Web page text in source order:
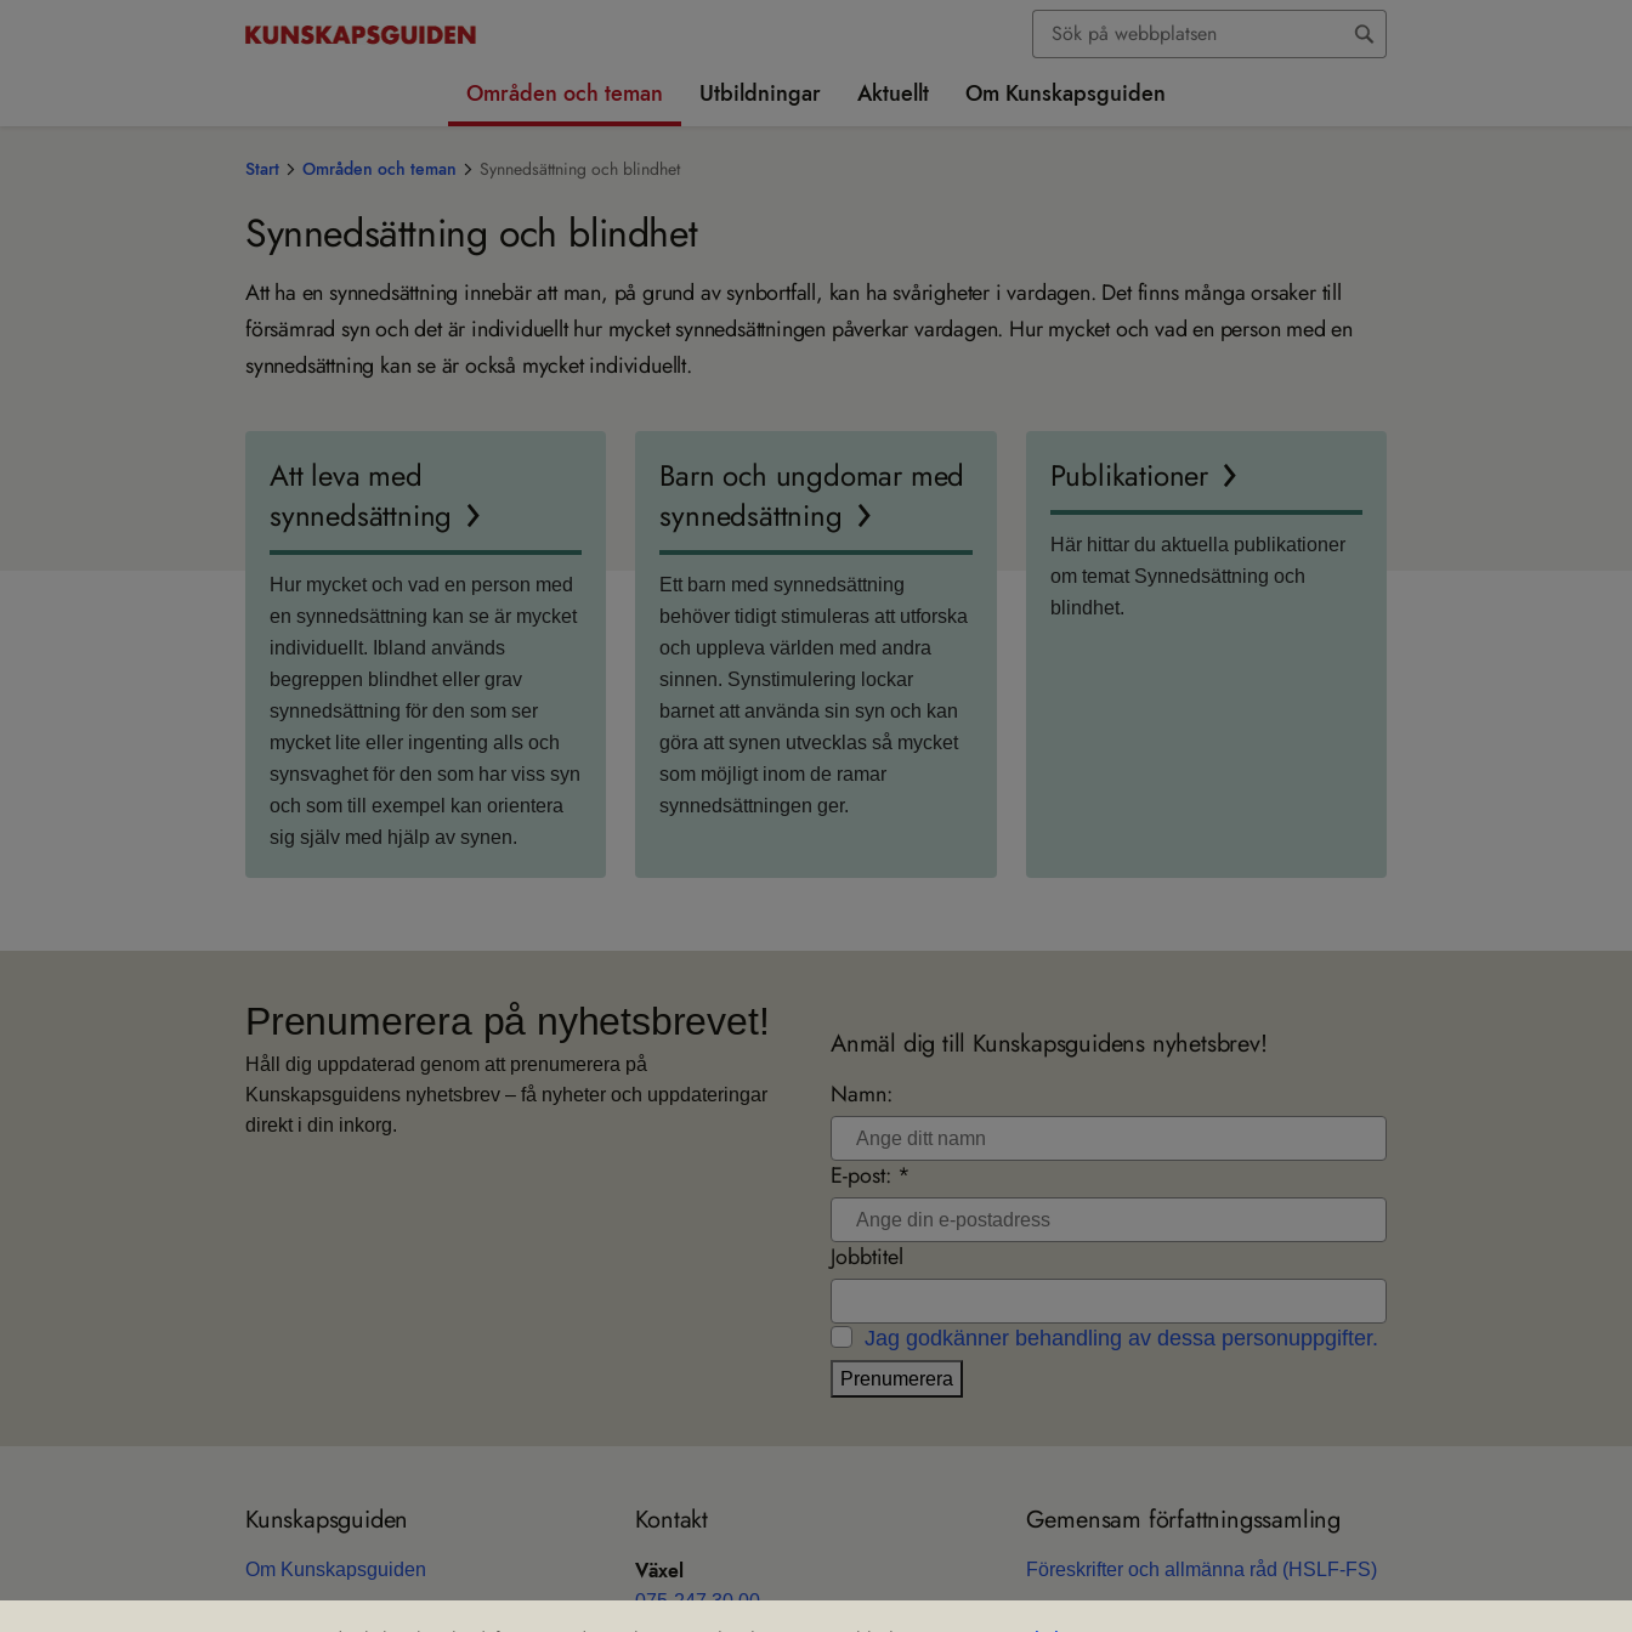
Områden och teman Utbildningar Aktuellt Om Kunskapsguiden
Start Områden och teman Synnedsättning och blindhet
Synnedsättning och blindhet
Att ha en synnedsättning innebär att man, på grund av synbortfall, kan ha svårigheter i vardagen. Det finns många orsaker till
försämrad syn och det är individuellt hur mycket synnedsättningen påverkar vardagen. Hur mycket och vad en person med en
synnedsättning kan se är också mycket individuellt.
Att leva med
synnedsättning
Hur mycket och vad en person med
en synnedsättning kan se är mycket
individuellt. Ibland används
begreppen blindhet eller grav
synnedsättning för den som ser
mycket lite eller ingenting alls och
synsvaghet för den som har viss syn
och som till exempel kan orientera
sig själv med hjälp av synen.
Barn och ungdomar med
synnedsättning
Ett barn med synnedsättning
behöver tidigt stimuleras att utforska
och uppleva världen med andra
sinnen. Synstimulering lockar
barnet att använda sin syn och kan
göra att synen utvecklas så mycket
som möjligt inom de ramar
synnedsättningen ger.
Publikationer
Här hittar du aktuella publikationer
om temat Synnedsättning och
blindhet.
Prenumerera på nyhetsbrevet!
Håll dig uppdaterad genom att prenumerera på
Kunskapsguidens nyhetsbrev – få nyheter och uppdateringar
direkt i din inkorg.
Anmäl dig till Kunskapsguidens nyhetsbrev!
Namn:
E-post: *
Jobbtitel
Jag godkänner behandling av dessa personuppgifter.
Prenumerera
Kun­skaps­gui­den
Om Kun­skaps­gui­den
Kon­takt
Växel
075-247 30 00
Gemen­sam för­fatt­nings­sam­ling
Före­skrif­ter och all­männa råd (HSLF-FS)